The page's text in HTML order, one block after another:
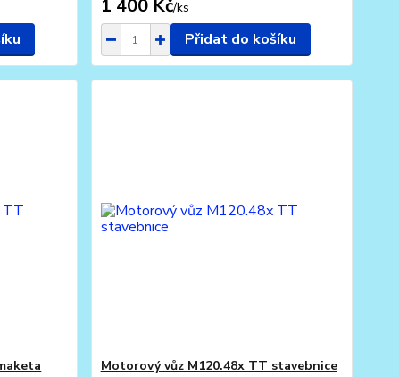
1 400 Kč/ks
Přidat do košíku
Motorový vůz M120.48x TT stavebnice